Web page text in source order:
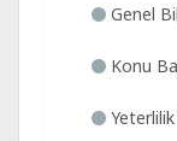
Genel
Konu